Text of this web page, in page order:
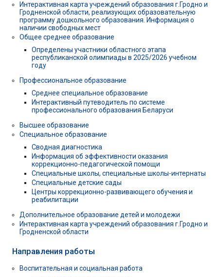
Интерактивная карта учреждений образования г.Гродно и
Гродненской области, реализующих образовательную
программу дошкольного образования. Информация о
наличии свободных мест
Общее среднее образование
Определены участники областного этапа
республиканской олимпиады в 2025/2026 учебном
году
Профессиональное образование
Среднее специальное образование
Интерактивный путеводитель по системе
профессионального образования Беларуси
Высшее образование
Специальное образование
Сводная диагностика
Информация об эффективности оказания
коррекционно-педагогической помощи
Специальные школы, специальные школы-интернаты
Специальные детские сады
Центры коррекционно-развивающего обучения и
реабилитации
Дополнительное образование детей и молодежи
Интерактивная карта учреждений образования г.Гродно и
Гродненской области
Направления работы
Воспитательная и социальная работа